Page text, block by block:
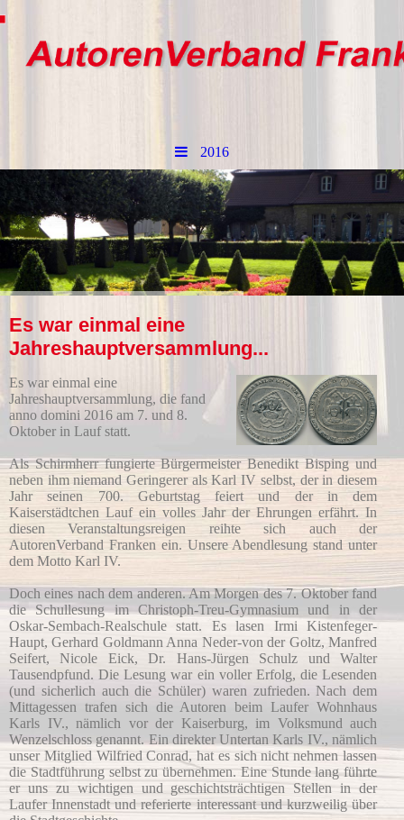
2016
Es war einmal eine
Jahreshauptversammlung...
Es war einmal eine
Jahreshauptversammlung, die fand
anno domini 2016 am 7. und 8.
Oktober in Lauf statt.
Als Schirmherr fungierte Bürgermeister Benedikt Bisping und
neben ihm niemand Geringerer als Karl IV selbst, der in diesem
Jahr seinen 700. Geburtstag feiert und der in dem
Kaiserstädtchen Lauf ein volles Jahr der Ehrungen erfährt. In
diesen Veranstaltungsreigen reihte sich auch der
AutorenVerband Franken ein. Unsere Abendlesung stand unter
dem Motto Karl IV.
Doch eines nach dem anderen. Am Morgen des 7. Oktober fand
die Schullesung im Christoph-Treu-Gymnasium und in der
Oskar-Sembach-Realschule statt. Es lasen Irmi Kistenfeger-
Haupt, Gerhard Goldmann Anna Neder-von der Goltz, Manfred
Seifert, Nicole Eick, Dr. Hans-Jürgen Schulz und Walter
Tausendpfund. Die Lesung war ein voller Erfolg, die Lesenden
(und sicherlich auch die Schüler) waren zufrieden. Nach dem
Mittagessen trafen sich die Autoren beim Laufer Wohnhaus
Karls IV., nämlich vor der Kaiserburg, im Volksmund auch
Wenzelschloss genannt. Ein direkter Untertan Karls IV., nämlich
unser Mitglied Wilfried Conrad, hat es sich nicht nehmen lassen
die Stadtführung selbst zu übernehmen. Eine Stunde lang führte
er uns zu wichtigen und geschichtsträchtigen Stellen in der
Laufer Innenstadt und referierte interessant und kurzweilig über